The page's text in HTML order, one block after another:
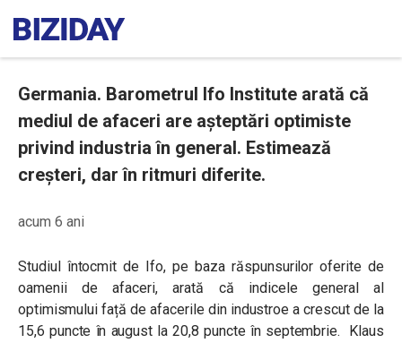
Germania. Barometrul Ifo Institute arată că
mediul de afaceri are așteptări optimiste
privind industria în general. Estimează
creșteri, dar în ritmuri diferite.
acum 6 ani
Studiul întocmit de Ifo, pe baza răspunsurilor oferite de
oamenii de afaceri, arată că indicele general al
optimismului față de afacerile din industroe a crescut de la
15,6 puncte în august la 20,8 puncte în septembrie. Klaus